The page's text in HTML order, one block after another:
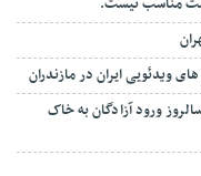
ویدئویی ایران در مازندران
ورود آزادگان به خاک